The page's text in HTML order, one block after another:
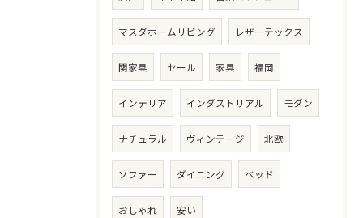
マスダホームリビング レザーテックス
関家具 セール 家具 福岡
インテリア インダストリアル モダン
ナチュラル ヴィンテージ 北欧
ソファー ダイニング ベッド
おしゃれ 安い